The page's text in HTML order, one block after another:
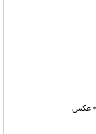
+ عکس